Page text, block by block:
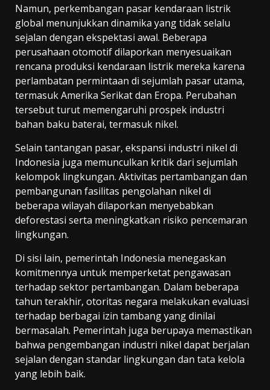
Namun, perkembangan pasar kendaraan listrik
global menunjukkan dinamika yang tidak selalu
sejalan dengan ekspektasi awal. Beberapa
perusahaan otomotif dilaporkan menyesuaikan
rencana produksi kendaraan listrik mereka karena
perlambatan permintaan di sejumlah pasar utama,
termasuk Amerika Serikat dan Eropa. Perubahan
tersebut turut memengaruhi prospek industri
bahan baku baterai, termasuk nikel.
Selain tantangan pasar, ekspansi industri nikel di
Indonesia juga memunculkan kritik dari sejumlah
kelompok lingkungan. Aktivitas pertambangan dan
pembangunan fasilitas pengolahan nikel di
beberapa wilayah dilaporkan menyebabkan
deforestasi serta meningkatkan risiko pencemaran
lingkungan.
Di sisi lain, pemerintah Indonesia menegaskan
komitmennya untuk memperketat pengawasan
terhadap sektor pertambangan. Dalam beberapa
tahun terakhir, otoritas negara melakukan evaluasi
terhadap berbagai izin tambang yang dinilai
bermasalah. Pemerintah juga berupaya memastikan
bahwa pengembangan industri nikel dapat berjalan
sejalan dengan standar lingkungan dan tata kelola
yang lebih baik.